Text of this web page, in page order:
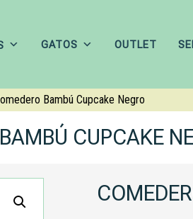
GATOS OUTLET
Bambú Cupcake Negro
CUPCAKE